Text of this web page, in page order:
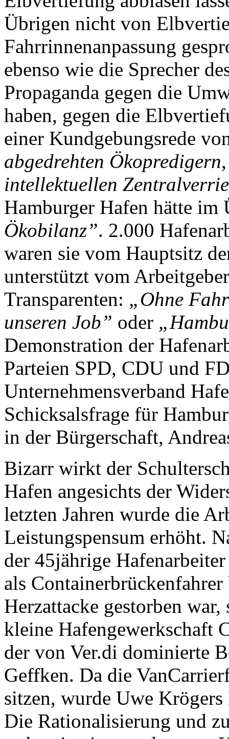
Übrigen nicht von
Fahrrinnenanpassung
ebenso wie die Sprecher
Propaganda gegen die
haben, gegen die
einer Kundgebungsrede
abgedrehten
intellektuellen
Hamburger Hafen hätte
Ökobilanz”. 2.000
waren sie vom Hauptsitz
unterstützt vom
Transparenten: „Ohne
unseren Job” oder
Demonstration der
Parteien SPD, CDU und
Unternehmensverband
Schicksalsfrage für
in der Bürgerschaft,
Bizarr wirkt der
Hafen angesichts der
letzten Jahren wurde die
Leistungspensum erhöht.
der 45jährige
als
Herzattacke gestorben
kleine Hafengewerkschaft
der von Ver.di dominierte
Geffken. Da die
sitzen, wurde Uwe
Die Rationalisierung und